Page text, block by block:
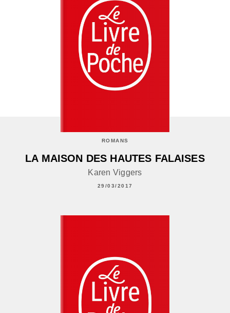
ROMANS
LA MAISON DES HAUTES FALAISES
Karen Viggers
29/03/2017